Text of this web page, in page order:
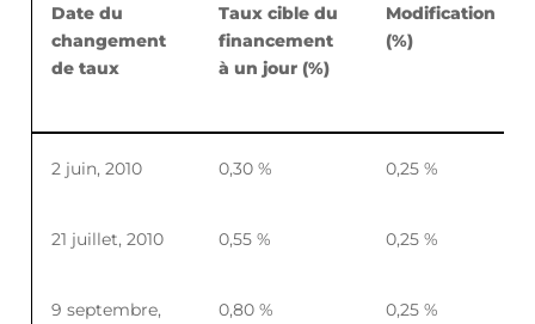
Date du
changement
de taux
Taux cible du
financement
à un jour (%)
Modification
(%)
changement
financement
(%)
2 juin, 2010 0,30 % 0,25 %
21 juillet, 2010 0,55 % 0,25 %
9 septembre,
0,80 % 0,25 %